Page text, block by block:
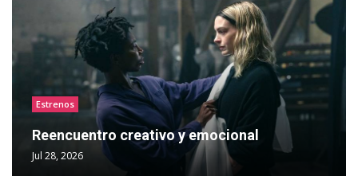
Estrenos
Reencuentro creativo y emocional
Jul 28, 2026